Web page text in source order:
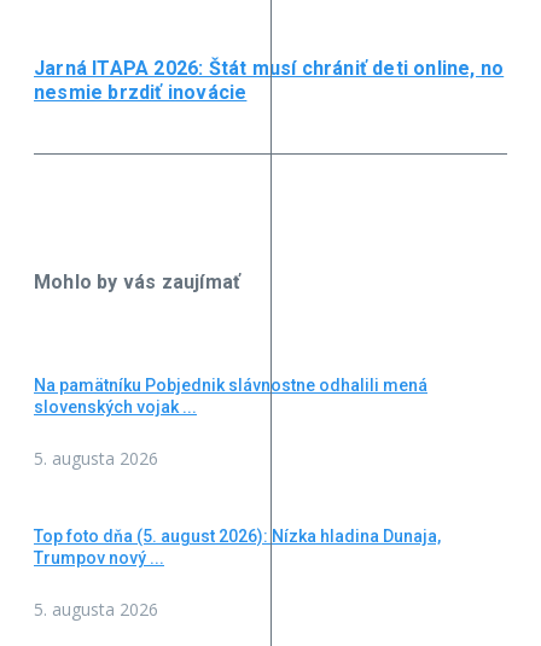
Jarná ITAPA 2026: Štát musí chrániť deti online, no
nesmie brzdiť inovácie
Mohlo by vás zaujímať
Na pamätníku Pobjednik slávnostne odhalili mená
slovenských vojak ...
5. augusta 2026
Top foto dňa (5. august 2026): Nízka hladina Dunaja,
Trumpov nový ...
5. augusta 2026